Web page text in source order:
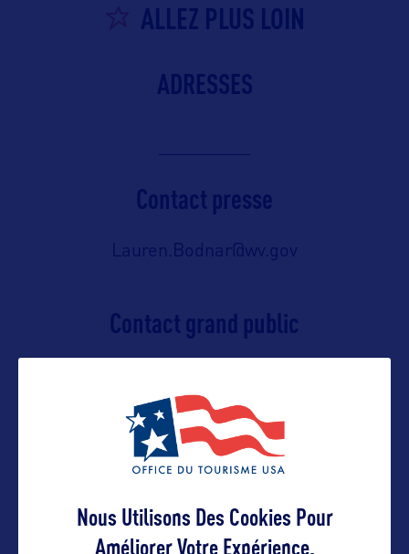
ALLEZ PLUS LOIN
ADRESSES
Contact presse
Lauren.Bodnar@wv.gov
Contact grand public
Suivre
Nous Utilisons Des Cookies Pour
Améliorer Votre Expérience.